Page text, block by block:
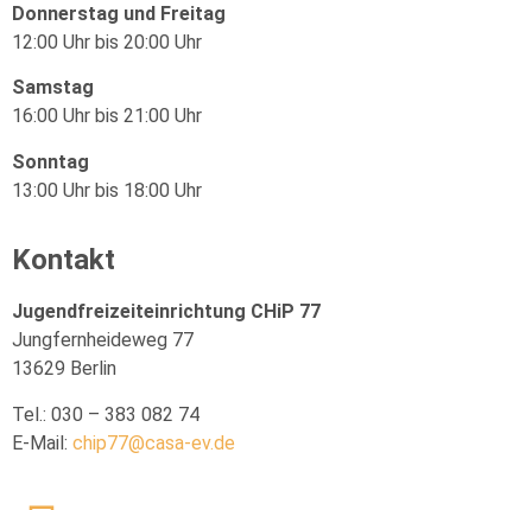
Donnerstag und Freitag
12:00 Uhr bis 20:00 Uhr
Samstag
16:00 Uhr bis 21:00 Uhr
Sonntag
13:00 Uhr bis 18:00 Uhr
Kontakt
Jugendfreizeiteinrichtung CHiP 77
Jungfernheideweg 77
13629 Berlin
Tel.: 030 – 383 082 74
E-Mail: chip77@casa-ev.de